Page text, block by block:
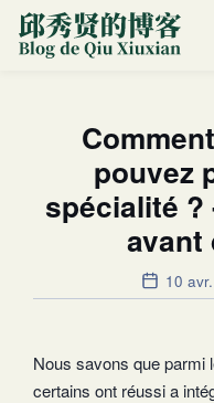
pouvez
spécialité ?
avant
10
Nous savons que parmi
certains ont réussi a